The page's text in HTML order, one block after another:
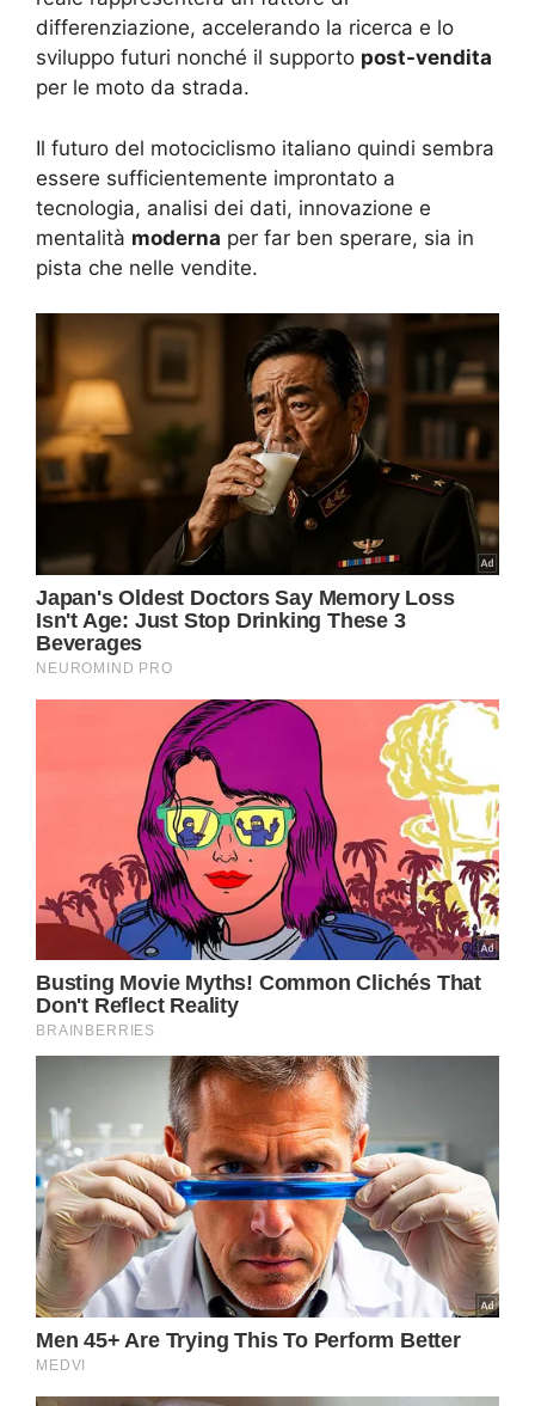
differenziazione, accelerando la ricerca e lo
sviluppo futuri nonché il supporto post-vendita
per le moto da strada.
Il futuro del motociclismo italiano quindi sembra
essere sufficientemente improntato a
tecnologia, analisi dei dati, innovazione e
mentalità moderna per far ben sperare, sia in
pista che nelle vendite.